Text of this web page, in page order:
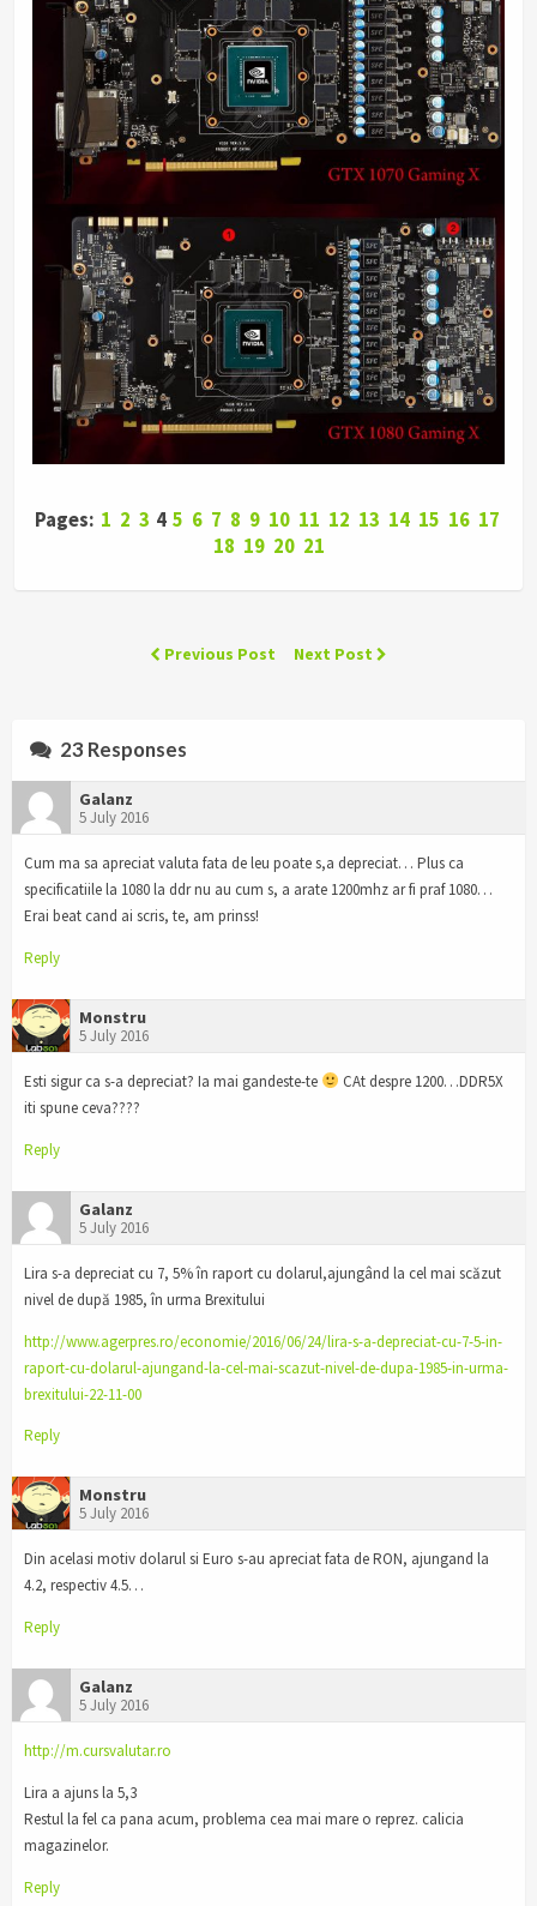
Pages: 1 2 3 4 5 6 7 8 9 10 11 12 13 14 15 16 17
18 19 20 21
Previous Post Next Post
23 Responses
Galanz
5 July 2016
Cum ma sa apreciat valuta fata de leu poate s,a depreciat… Plus ca
specificatiile la 1080 la ddr nu au cum s, a arate 1200mhz ar fi praf 1080…
Erai beat cand ai scris, te, am prinss!
Reply
Monstru
5 July 2016
Esti sigur ca s-a depreciat? Ia mai gandeste-te
CAt despre 1200…DDR5X
iti spune ceva????
Reply
Galanz
5 July 2016
Lira s-a depreciat cu 7, 5% în raport cu dolarul,ajungând la cel mai scăzut
nivel de după 1985, în urma Brexitului
http://www.agerpres.ro/economie/2016/06/24/lira-s-a-depreciat-cu-7-5-in-
raport-cu-dolarul-ajungand-la-cel-mai-scazut-nivel-de-dupa-1985-in-urma-
brexitului-22-11-00
Reply
Monstru
5 July 2016
Din acelasi motiv dolarul si Euro s-au apreciat fata de RON, ajungand la
4.2, respectiv 4.5…
Reply
Galanz
5 July 2016
http://m.cursvalutar.ro
Lira a ajuns la 5,3
Restul la fel ca pana acum, problema cea mai mare o reprez. calicia
magazinelor.
Reply